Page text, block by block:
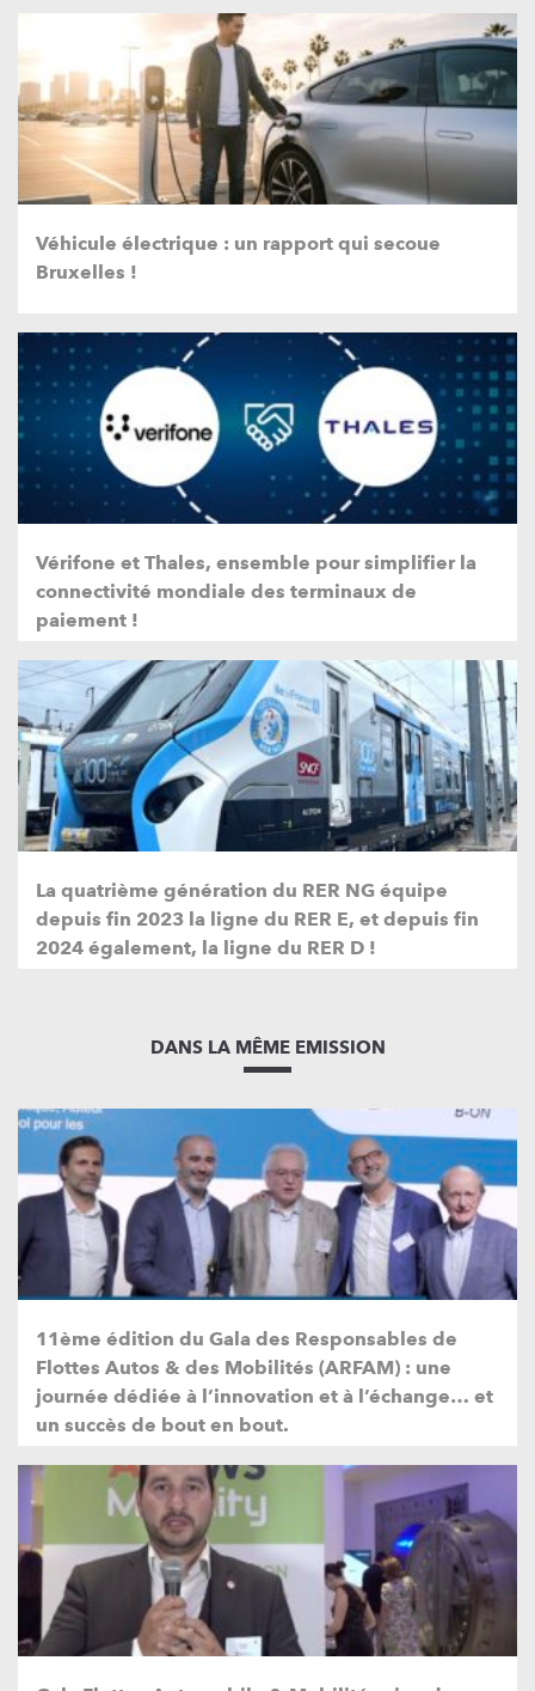
Véhicule électrique : un rapport qui secoue
Bruxelles !
Vérifone et Thales, ensemble pour simplifier la
connectivité mondiale des terminaux de
paiement !
La quatrième génération du RER NG équipe
depuis fin 2023 la ligne du RER E, et depuis fin
2024 également, la ligne du RER D !
DANS LA MÊME EMISSION
11ème édition du Gala des Responsables de
Flottes Autos & des Mobilités (ARFAM) : une
journée dédiée à l’innovation et à l’échange… et
un succès de bout en bout.